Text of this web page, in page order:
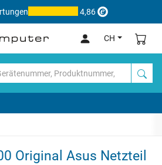
4,86
CH
Original Asus Netzteil